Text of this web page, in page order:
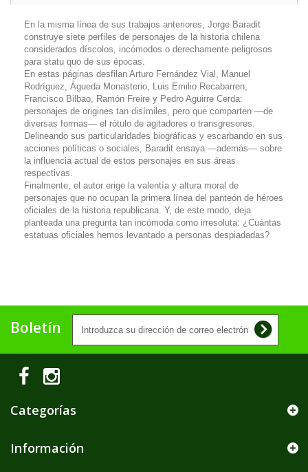
En la misma línea de sus trabajos anteriores, Jorge Baradit
construye siete perfiles de personajes de la historia chilena
considerados díscolos, incómodos o derechamente peligrosos
para statu quo de sus épocas.
En estas páginas desfilan Arturo Fernández Vial, Manuel
Rodríguez, Águeda Monasterio, Luis Emilio Recabarren,
Francisco Bilbao, Ramón Freire y Pedro Aguirre Cerda:
personajes de origines tan disímiles, pero que comparten —de
diversas formas— el rótulo de agitadores o transgresores.
Delineando sus particularidades biográficas y escarbando en sus
acciones políticas o sociales, Baradit ensaya —además— sobre
la influencia actual de estos personajes en sus áreas
respectivas.
Finalmente, el autor erige la valentía y altura moral de
personajes que no ocupan la primera línea del panteón de héroes
oficiales de la historia republicana. Y, de este modo, deja
planteada una pregunta tan incómoda como irresoluta: ¿Cuántas
estatuas oficiales hemos levantado a personas despiadadas?
Boletín
Categorías
Información